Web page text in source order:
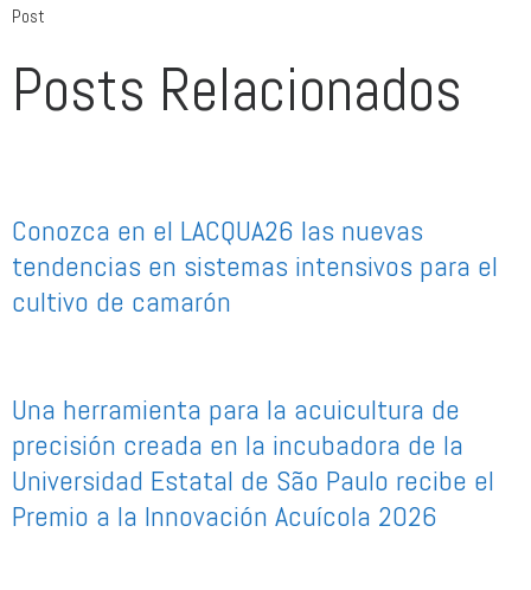
Post
Posts Relacionados
Conozca en el LACQUA26 las nuevas
tendencias en sistemas intensivos para el
cultivo de camarón
Una herramienta para la acuicultura de
precisión creada en la incubadora de la
Universidad Estatal de São Paulo recibe el
Premio a la Innovación Acuícola 2026